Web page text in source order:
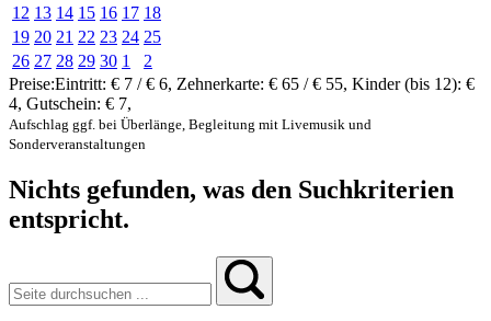
12 13 14 15 16 17 18
19 20 21 22 23 24 25
26 27 28 29 30 1
2
Preise:Eintritt: € 7 / € 6, Zehnerkarte: € 65 / € 55, Kinder (bis 12): €
4, Gutschein: € 7,
Aufschlag ggf. bei Überlänge, Begleitung mit Livemusik und
Sonderveranstaltungen
Nichts gefunden, was den Suchkriterien
entspricht.